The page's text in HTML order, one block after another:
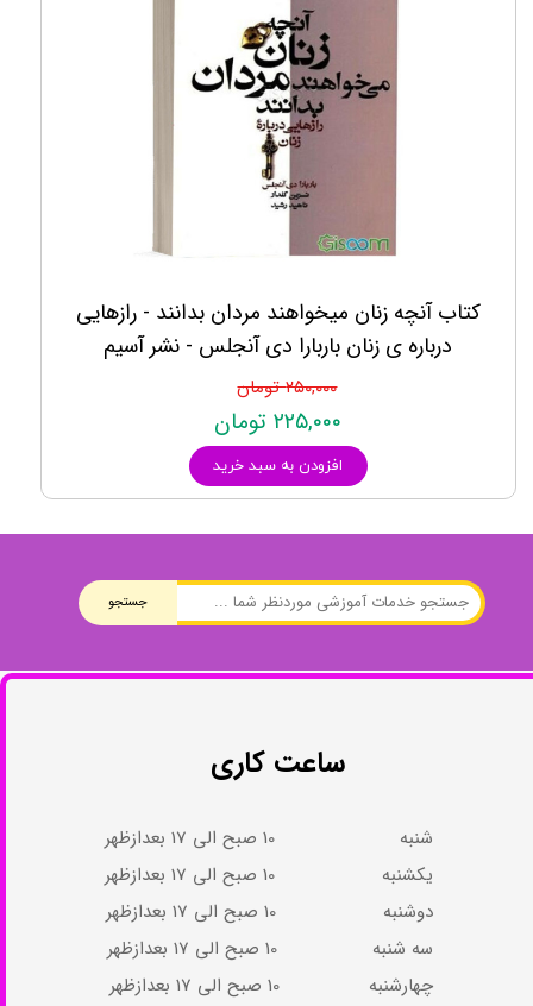
کتاب آنچه زنان میخواهند مردان بدانند - رازهایی
درباره ی زنان باربارا دی آنجلس - نشر آسیم
۲۵۰,۰۰۰ تومان
۲۲۵,۰۰۰ تومان
افزودن به سبد خرید
جستجو
ساعت کاری
شنبه 10 صبح الی 17 بعدازظهر
یکشنبه 10 صبح الی 17 بعدازظهر
دوشنبه 10 صبح الی 17 بعدازظهر
سه شنبه 10 صبح الی 17 بعدازظهر
چهارشنبه 10 صبح الی 17 بعدازظهر​​​​​​​